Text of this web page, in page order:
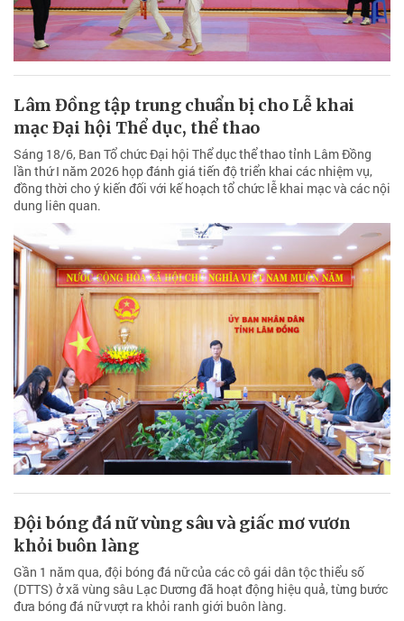
Lâm Đồng tập trung chuẩn bị cho Lễ khai
mạc Đại hội Thể dục, thể thao
Sáng 18/6, Ban Tổ chức Đại hội Thể dục thể thao tỉnh Lâm Đồng
lần thứ I năm 2026 họp đánh giá tiến độ triển khai các nhiệm vụ,
đồng thời cho ý kiến đối với kế hoạch tổ chức lễ khai mạc và các nội
dung liên quan.
Đội bóng đá nữ vùng sâu và giấc mơ vươn
khỏi buôn làng
Gần 1 năm qua, đội bóng đá nữ của các cô gái dân tộc thiểu số
(DTTS) ở xã vùng sâu Lạc Dương đã hoạt động hiệu quả, từng bước
đưa bóng đá nữ vượt ra khỏi ranh giới buôn làng.